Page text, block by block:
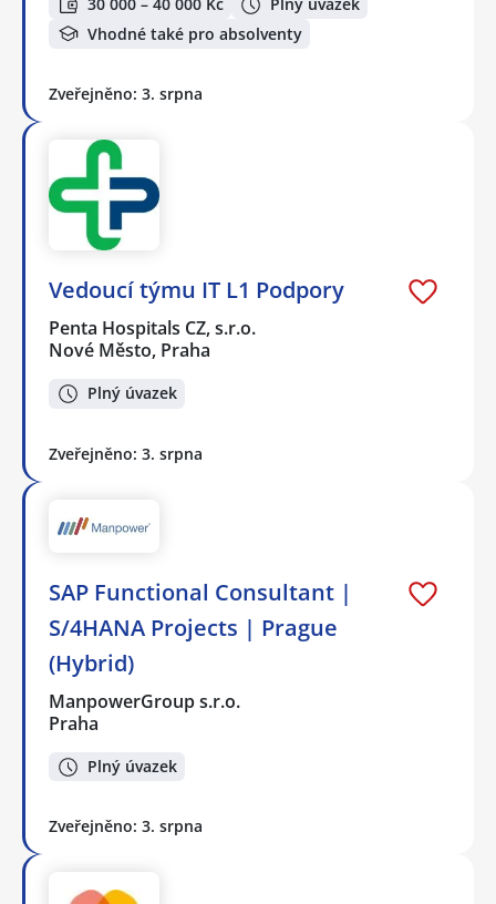
Vhodné také pro absolventy
Zveřejněno: 3. srpna
Vedoucí týmu IT L1 Podpory
Penta Hospitals CZ, s.r.o.
Nové Město, Praha
Plný úvazek
Zveřejněno: 3. srpna
SAP Functional Consultant |
S/4HANA Projects | Prague
(Hybrid)
ManpowerGroup s.r.o.
Praha
Plný úvazek
Zveřejněno: 3. srpna